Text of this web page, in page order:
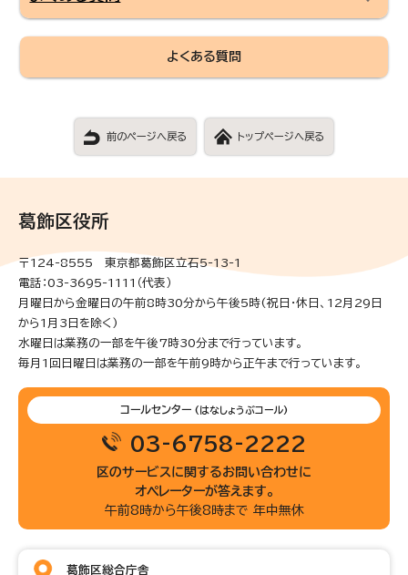
よくある質問
前のページへ戻る トップページへ戻る
葛飾区役所
〒124-8555 東京都葛飾区立石5-13-1
電話：03-3695-1111（代表）
月曜日から金曜日の午前8時30分から午後5時(祝日・休日、12月29日
から1月3日を除く)
水曜日は業務の一部を午後7時30分まで行っています。
毎月1回日曜日は業務の一部を午前9時から正午まで行っています。
コールセンター (はなしょうぶコール)
03-6758-2222
区のサービスに関するお問い合わせに
オペレーターが答えます。
午前8時から午後8時まで 年中無休
葛飾区総合庁舎